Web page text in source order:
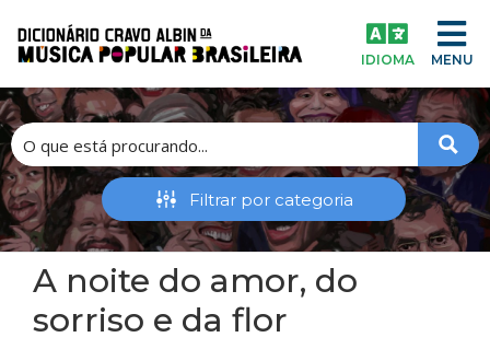
IDIOMA MENU
A noite do amor, do
sorriso e da flor